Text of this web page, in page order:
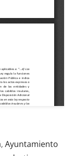
, Ayuntamiento